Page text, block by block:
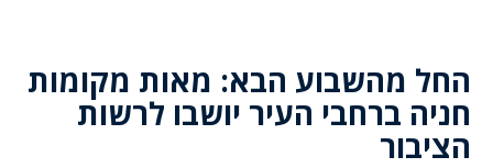
החל מהשבוע הבא: מאות מקומות
חניה ברחבי העיר יושבו לרשות
הציבור